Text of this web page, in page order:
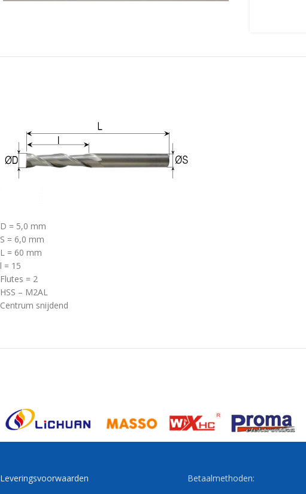
D = 5,0 mm
S = 6,0 mm
L = 60 mm
l = 15
Flutes = 2
HSS – M2AL
Centrum snijdend
Leveringsvoorwaarden Betaalmethoden: